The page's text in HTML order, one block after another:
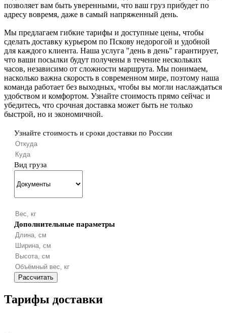
позволяет вам быть уверенными, что ваш груз прибудет по
адресу вовремя, даже в самый напряженный день.
Мы предлагаем гибкие тарифы и доступные цены, чтобы
сделать доставку курьером по Пскову недорогой и удобной
для каждого клиента. Наша услуга "день в день" гарантирует,
что ваши посылки будут получены в течение нескольких
часов, независимо от сложности маршрута. Мы понимаем,
насколько важна скорость в современном мире, поэтому наша
команда работает без выходных, чтобы вы могли наслаждаться
удобством и комфортом. Узнайте стоимость прямо сейчас и
убедитесь, что срочная доставка может быть не только
быстрой, но и экономичной.
Узнайте стоимость и сроки доставки по России
Вид груза
Дополнительные параметры
Тарифы доставки